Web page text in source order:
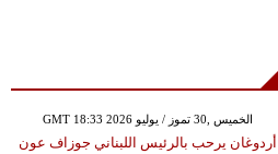
GMT 18:33 2026 الخميس ,30 تموز / يوليو
أردوغان يرحب بالرئيس اللبناني جوزاف عون